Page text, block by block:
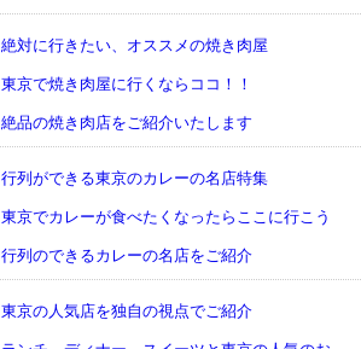
絶対に行きたい、オススメの焼き肉屋
東京で焼き肉屋に行くならココ！！
絶品の焼き肉店をご紹介いたします
行列ができる東京のカレーの名店特集
東京でカレーが食べたくなったらここに行こう
行列のできるカレーの名店をご紹介
東京の人気店を独自の視点でご紹介